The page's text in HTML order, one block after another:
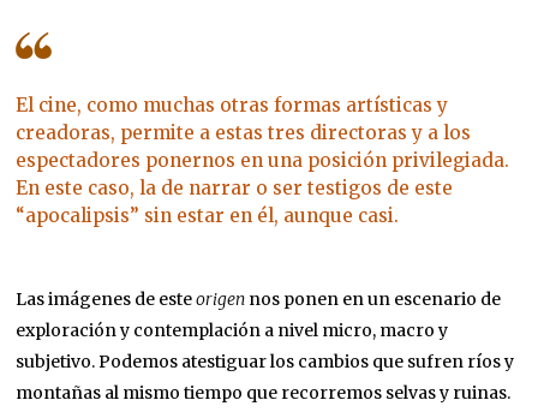
El cine, como muchas otras formas artísticas y
creadoras, permite a estas tres directoras y a los
espectadores ponernos en una posición privilegiada.
En este caso, la de narrar o ser testigos de este
“apocalipsis” sin estar en él, aunque casi.
Las imágenes de esteorigen nos ponen en un escenario de
exploración y contemplación a nivel micro, macro y
subjetivo. Podemos atestiguar los cambios que sufren ríos y
montañas al mismo tiempo que recorremos selvas y ruinas.